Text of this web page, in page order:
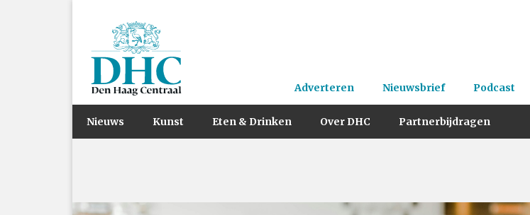
Adverteren Nieuwsbrief Podcast
Nieuws Kunst Eten & Drinken Over DHC Partnerbijdragen